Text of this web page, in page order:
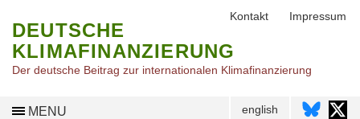
DEUTSCHE
KLIMAFINANZIERUNG
Der deutsche Beitrag zur internationalen Klimafinanzierung
MENU english
Kontakt Impressum